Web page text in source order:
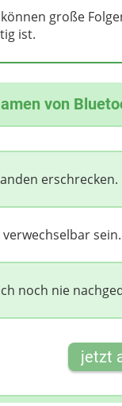
große
ist.
von
erschrecken.
sein.
noch nie
jetzt